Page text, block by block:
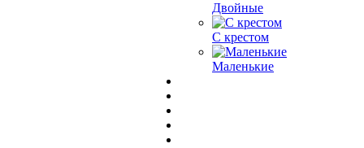
Двойные
С крестом
Маленькие